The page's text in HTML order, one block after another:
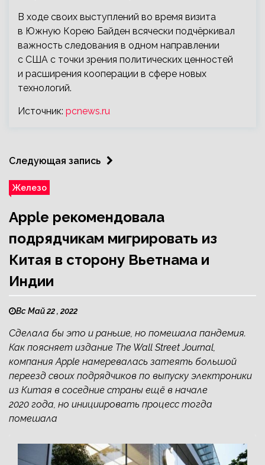
В ходе своих выступлений во время визита
в Южную Корею Байден всячески подчёркивал
важность следования в одном направлении
с США с точки зрения политических ценностей
и расширения кооперации в сфере новых
технологий.
Источник: pcnews.ru
Следующая запись
Железо
Apple рекомендовала
подрядчикам мигрировать из
Китая в сторону Вьетнама и
Индии
Вс Май 22 , 2022
Сделала бы это и раньше, но помешала пандемия.
Как поясняет издание The Wall Street Journal,
компания Apple намеревалась затеять большой
переезд своих подрядчиков по выпуску электроники
из Китая в соседние страны ещё в начале
2020 года, но инициировать процесс тогда
помешала